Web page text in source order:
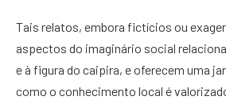
Tais relatos, embora fictícios ou
aspectos do imaginário social
e à figura do caipira, e oferecem uma
como o conhecimento local é